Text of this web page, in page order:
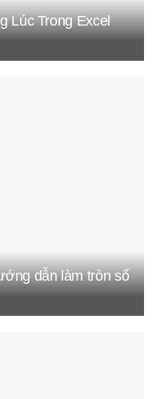
Lúc Trong Excel
dẫn làm tròn số